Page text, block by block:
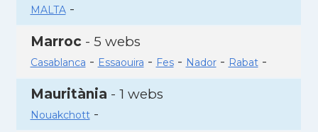
MALTA-
Marroc - 5 webs
Casablanca - Essaouira - Fes- Nador- Rabat-
Mauritània - 1 webs
Nouakchott-